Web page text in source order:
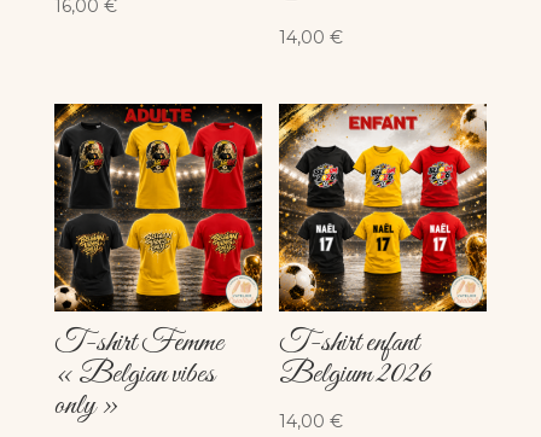
16,00 €
14,00€
T-shirt Femme
« Belgian vibes
only »
T-shirt enfant
Belgium 2026
14,00€